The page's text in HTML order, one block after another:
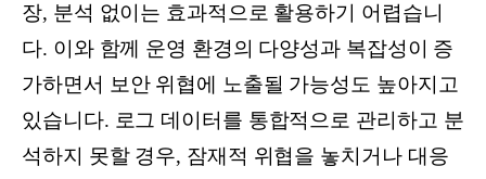
장, 분석 없이는 효과적으로 활용하기 어렵습니
다. 이와 함께 운영 환경의 다양성과 복잡성이 증
가하면서 보안 위협에 노출될 가능성도 높아지고
있습니다. 로그 데이터를 통합적으로 관리하고 분
석하지 못할 경우, 잠재적 위협을 놓치거나 대응